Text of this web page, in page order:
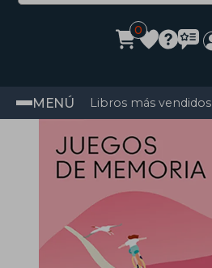
0
MENÚ Libros más vendidos